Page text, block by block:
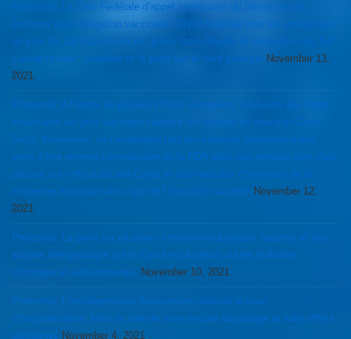
Protected: La Cour Fédérale d’appel américaine du 5ieme circuit
confirme que l’obligation vaccinale COVID fédérale pour les entreprises
de plus de 100 travailleurs est prima facie illégale et nécessite une “full
judicial review”: exégèse et le point sur le front juridique November 13,
2021
Protected: A l’instar de plusieurs Pays européens, plusieurs des Etats
américains les plus vaccinés cassent les records en infection Covid-
Delta. Meanwhile, un cardiologue très pro-industrie pharmaceutique
vient d’être nommé commissaire de la FDA alors que presque rien n’est
déclaré sur l’efficacité anti-Covid et anti-maladies chroniques de la
médecine holistique ainsi que de l’immunité naturelle November 12,
2021
Protected: Le point sur plusieurs immuno-modulateurs naturels et leur
actions thérapeutique sur le Covid et plusieurs autres maladies
chronique et auto-immunes.
November 10, 2021
Protected: L’antidepresseur fluvoxamine réduirait le taux
d’hospitalisation. Mais la Joie de vivre encore davantage et sans effets
iatrogènes November 4, 2021